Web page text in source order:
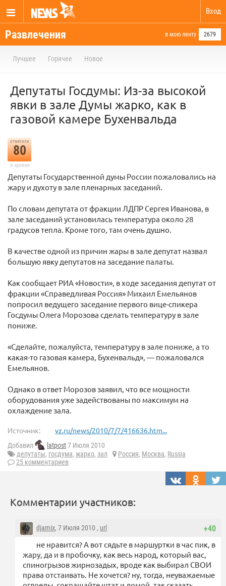
Вход
Развлечения в мою ленту 2679
Лучшее Горячее Новое
Депутаты Госдумы: Из-за высокой
явки в зале Думы жарко, как в
газовой камере Бухенвальда
отметили
80
в архиве
Депутаты Государственной думы России пожаловались на
жару и духоту в зале пленарных заседаний.
По словам депутата от фракции ЛДПР Сергея Иванова, в
зале заседаний установилась температура около 28
градусов тепла. Кроме того, там очень душно.
В качестве одной из причин жары в зале депутат назвал
большую явку депутатов на заседание палаты.
Как сообщает РИА «Новости», в ходе заседания депутат от
фракции «Справедливая Россия» Михаил Емельянов
попросил ведущего заседание первого вице-спикера
Госдумы Олега Морозова сделать температуру в зале
пониже.
«Сделайте, пожалуйста, температуру в зале пониже, а то
какая-то газовая камера, Бухенвальд», — пожаловался
Емельянов.
Однако в ответ Морозов заявил, что все мощности
оборудования уже задействованы по максимум на
охлаждение зала.
Источник: vz.ru/news/2010/7/7/416636.htm...
Добавил latpost7 Июля 2010
депутаты, госдума, жарко, зал Россия, Москва, Russia
25 комментариев
Комментарии участников:
+40
djamix, 7 Июля 2010 , url
не нравится? А вот сядьте в маршуртки в час пик, в
жару, да и в пробочку, как весь народ, который вас,
спиногрызов жирнозадых, вроде как выбирал СВОИ
права отстаивать. Не хочется? ну, тогда, неуважаемые